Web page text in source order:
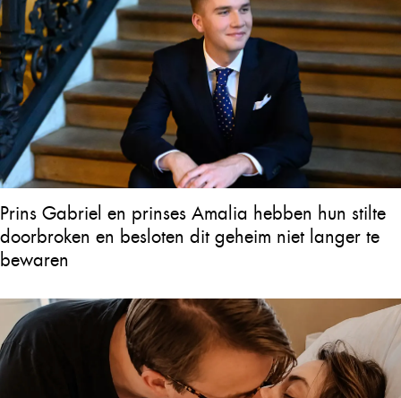
Prins Gabriel en prinses Amalia hebben hun stilte
doorbroken en besloten dit geheim niet langer te
bewaren